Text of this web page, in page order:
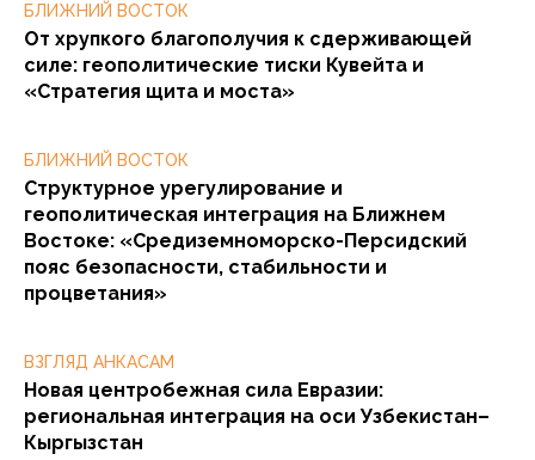
БЛИЖНИЙ ВОСТОК
От хрупкого благополучия к сдерживающей
силе: геополитические тиски Кувейта и
«Стратегия щита и моста»
БЛИЖНИЙ ВОСТОК
Структурное урегулирование и
геополитическая интеграция на Ближнем
Востоке: «Средиземноморско-Персидский
пояс безопасности, стабильности и
процветания»
ВЗГЛЯД АНКАСАМ
Новая центробежная сила Евразии:
региональная интеграция на оси Узбекистан–
Кыргызстан